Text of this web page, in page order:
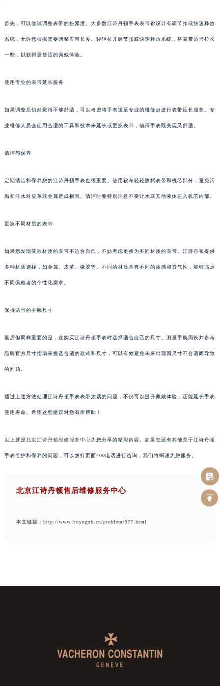
首先，可以尝试调整表带的松紧度。大多数江诗丹顿手表表带都设计有调节扣或快速释放
系统，允许您根据需要调整表带长度。轻轻拉开调节扣或快速释放系统，将表带适当拉长
一些，以获得更舒适的佩戴体验。
使用专业的表带延长服务
如果调整后仍然觉得不够舒适，可以考虑将手表送至专业的维修点进行表带延长服务。专
业维修人员会使用合适的工具和技术来延长或更换表带，确保手表既美观又舒适。
清洁与保养
定期清洁和保养您的江诗丹顿手表也很重要。使用软布轻轻擦拭表带和机芯部分，避免污
垢和汗水对皮革或金属造成损害。清洁时要特别注意不要让水或其他液体进入机芯内部。
更换不同材质的表带
如果您发现某款材质的表带不适合自己，不妨考虑更换为不同材质的表带。江诗丹顿提供
多种材质选择，如金属、皮革、橡胶等。不同的材质具有不同的质感和透气性，能够满足
不同佩戴者的个性化需求。
保持适当的手腕尺寸
最后但同样重要的是，在购买江诗丹顿手表时选择适合自己的尺寸。测量手腕周长并参考
品牌官方尺寸指南来挑选合适的款式和尺寸，可以有效避免未来出现因尺寸不合适而导致
的问题。
通过上述方法处理江诗丹顿手表表带太紧的问题，不仅可以提升佩戴体验，还能延长手表
使用寿命。希望这些建议对您有所帮助！
以上就是北京江诗丹顿维修服务中心为您分享的精彩内容。如果您还有其他关于江诗丹顿
手表维护和保养的问题，可以拨打页面400电话进行咨询，我们将竭诚为您服务。
北京江诗丹顿售后维修服务中心
本文链接： http://www.frnyngxb.cn/problem/977.html